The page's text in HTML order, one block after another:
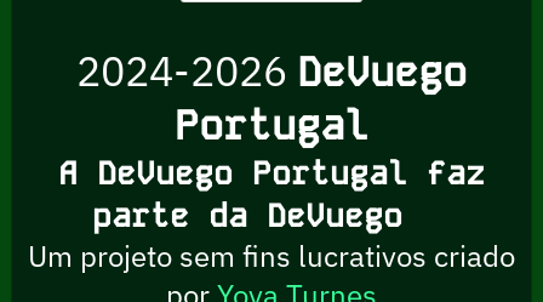
2024-2026 DeVuego
Portugal
A DeVuego Portugal faz
parte da DeVuego
Um projeto sem fins lucrativos criado